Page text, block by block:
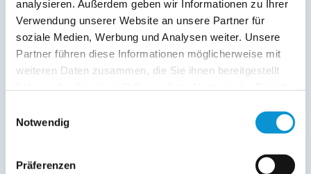
analysieren. Außerdem geben wir Informationen zu Ihrer
Verwendung unserer Website an unsere Partner für
soziale Medien, Werbung und Analysen weiter. Unsere
Partner führen diese Informationen möglicherweise mit
weiteren Daten zusammen, die Sie ihnen bereitgestellt
Notwendig
Präferenzen
Kopie der Nachricht per Mail zusenden
Ich habe die
gelesen und bin
damit einverstanden.
Ostsee-Ferienwohnungen.de erhebt, verarbeitet und
nutzt Ihre personenbezogenen Daten nur zur